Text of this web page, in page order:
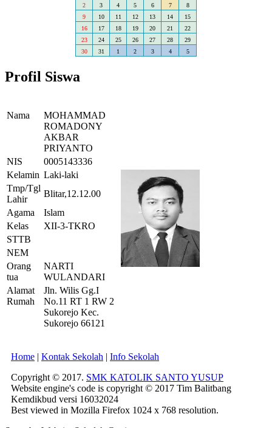
2
3 4 5 6 7
8
9
10 11 12 13 14
15
16
17 18 19 20 21
22
23
24 25 26 27 28
29
30
31 1 2 3 4 5
Profil Siswa
Nama
MOHAMMAD
ROMADONY
AKBAR
PRIYANTO
NIS
0005143336
Kelamin Laki-laki
Tmp/Tgl
Lahir
Blitar,12.12.00
Agama
Islam
Kelas
XII-3-TKRO
STTB
NEM
Orang
tua
NARTI
WULANDARI
Alamat
Rumah
Jln. Wilis Gg.I
No.11 RT 1 RW 2
Sukorejo Kec.
Sukorejo 66121
Home | Kontak Sekolah | Info Sekolah
Copyright © 2017. SMK KATOLIK SANTO YUSUP
Website engine's code is copyright © 2017 Tim Balitbang
Kemdikbud versi 16032024
Best viewed in Mozilla Firefox 1024 x 768 resolution.